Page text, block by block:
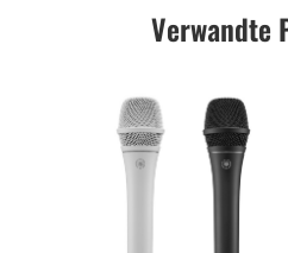
Verwandte